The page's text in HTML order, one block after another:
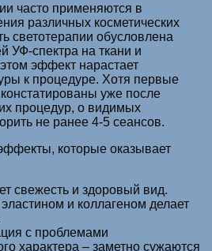
часто применяются в
различных косметических
светотерапии обусловлена
УФ-спектра на ткани и
эффект нарастает
к процедуре. Хотя первые
уже после
процедур, о видимых
не ранее 4-5 сеансов.
которые оказывает
свежесть и здоровый вид.
и коллагеном делает
с проблемами
характера – заметно сужаются